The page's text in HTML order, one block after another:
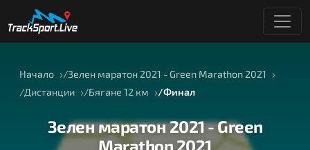
Начало
Зелен маратон 2021 - Green Marathon 2021
Дистанции
Бягане 12 км Финал
Зелен маратон 2021 - Green
Marathon 2021